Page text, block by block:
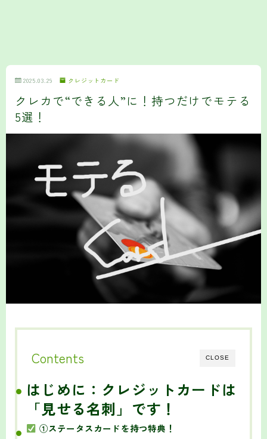
2025.03.29 クレジットカード
クレカで“できる人”に！持つだけでモテる
5選！
CLOSE
Contents
はじめに：クレジットカードは
「見せる名刺」です！
①ステータスカードを持つ特典！